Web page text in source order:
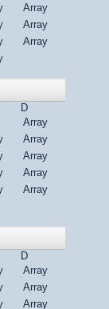
Array
Array
Array
D
Array
Array
Array
Array
Array
D
Array
Array
Array